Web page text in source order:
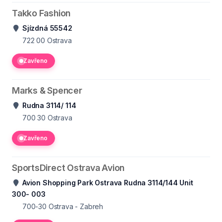
Takko Fashion
Sjízdná 55542
722 00 Ostrava
Zavřeno
Marks & Spencer
Rudna 3114/ 114
700 30 Ostrava
Zavřeno
SportsDirect Ostrava Avion
Avion Shopping Park Ostrava Rudna 3114/144 Unit
300- 003
700-30 Ostrava - Zabreh